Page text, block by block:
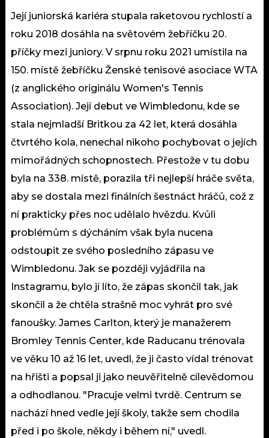
Její juniorská kariéra stupala raketovou rychlostí a
roku 2018 dosáhla na světovém žebříčku 20.
příčky mezi juniory. V srpnu roku 2021 umístila na
150. místě žebříčku Ženské tenisové asociace WTA
(z anglického originálu Women's Tennis
Association). Její debut ve Wimbledonu, kde se
stala nejmladší Britkou za 42 let, která dosáhla
čtvrtého kola, nenechal nikoho pochybovat o jejích
mimořádných schopnostech. Přestože v tu dobu
byla na 338. místě, porazila tři nejlepší hráče světa,
aby se dostala mezi finálních šestnáct hráčů, což z
ní prakticky přes noc udělalo hvězdu. Kvůli
problémům s dýcháním však byla nucena
odstoupit ze svého posledního zápasu ve
Wimbledonu. Jak se později vyjádřila na
Instagramu, bylo jí líto, že zápas skončil tak, jak
skončil a že chtěla strašně moc vyhrát pro své
fanoušky. James Carlton, který je manažerem
Bromley Tennis Center, kde Raducanu trénovala
ve věku 10 až 16 let, uvedl, že ji často vídal trénovat
na hřišti a popsal ji jako neuvěřitelně cílevědomou
a odhodlanou. "Pracuje velmi tvrdě. Centrum se
nachází hned vedle její školy, takže sem chodila
před i po škole, někdy i během ní," uvedl.